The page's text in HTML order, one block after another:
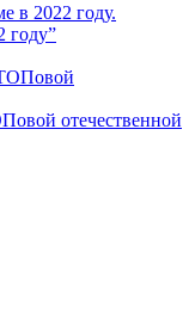
в 2022 году.
году”
отечественной